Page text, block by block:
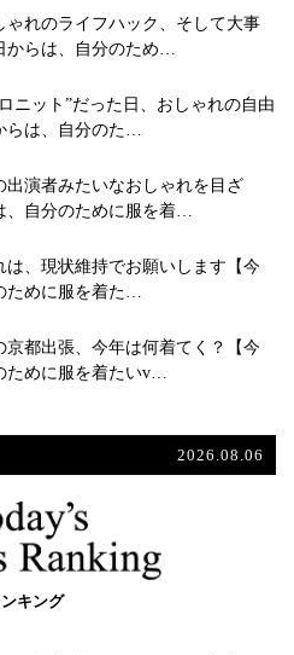
ゃれのライフハック、そして大事
からは、自分のため…
ニット”だった日、おしゃれの自由
らは、自分のた…
出演者みたいなおしゃれを目ざ
、自分のために服を着…
は、現状維持でお願いします【今
ために服を着た…
京都出張、今年は何着てく？【今
ために服を着たいv…
2026.08.06
キング